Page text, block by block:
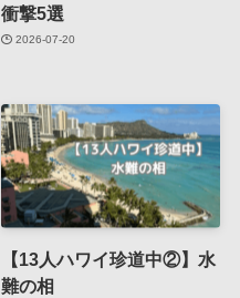
衝撃5選
2026-07-20
【13人ハワイ珍道中②】水
難の相